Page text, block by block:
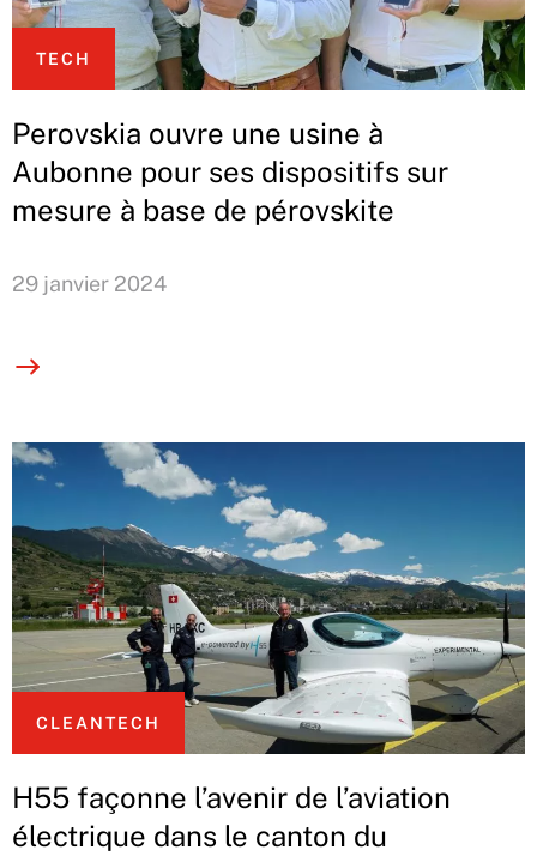
TECH
Perovskia ouvre une usine à
Aubonne pour ses dispositifs sur
mesure à base de pérovskite
29 janvier 2024
CLEANTECH
H55 façonne l’avenir de l’aviation
électrique dans le canton du